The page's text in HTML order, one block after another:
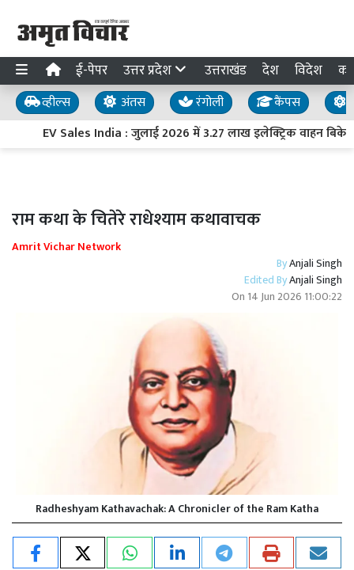
ई-पेपर उत्तर प्रदेश उत्तराखंड देश विदेश
व्हील्स अंतस रंगोली कैंपस
EV Sales India : जुलाई 2026 में 3.27 लाख इलेक्ट्रिक वाहन बिके,
राम कथा के चितेरे राधेश्याम कथावाचक
Amrit Vichar Network
ByAnjali Singh
Edited ByAnjali Singh
On 14 Jun 2026 11:00:22
Radheshyam Kathavachak: A Chronicler of the Ram Katha